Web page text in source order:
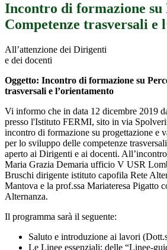
Incontro di formazione su
Competenze trasversali e
All’attenzione dei Dirigenti
e dei docenti
Oggetto: Incontro di formazione su
trasversali e l’orientamento
Vi informo che in data 12 dicembre 2019
presso l'Istituto FERMI, sito in via
incontro di formazione su progettazione e
per lo sviluppo delle competenze
aperto ai Dirigenti e ai docenti.
Maria Grazia Demaria ufficio V USR
Bruschi dirigente istituto capofila Rete
Mantova e la prof.ssa Mariateresa Pigatto
Alternanza.
Il programma sarà il seguente:
Saluto e introduzione ai lavori
Le Linee essenziali: delle “Linee-